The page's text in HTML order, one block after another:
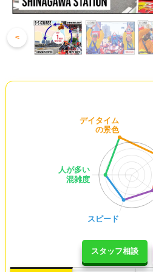
スタッフ相談
<